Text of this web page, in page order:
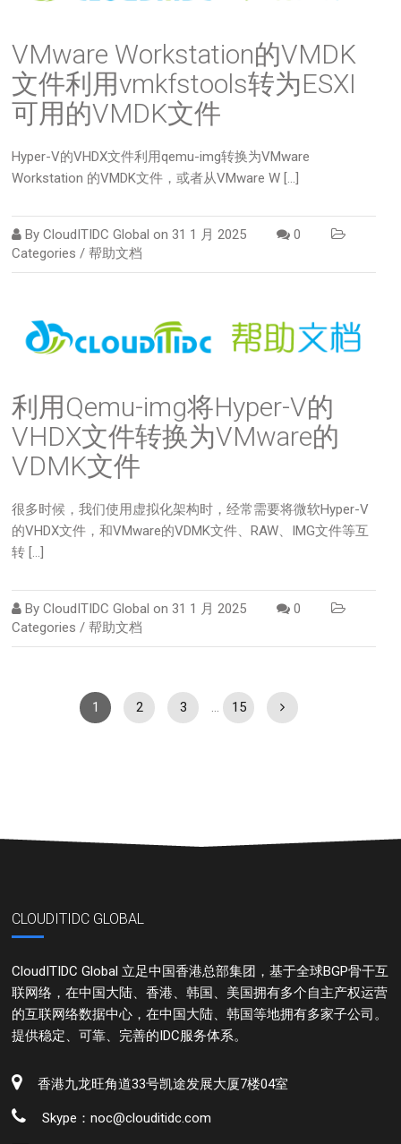
VMware Workstation的VMDK
文件利用vmkfstools转为ESXI
可用的VMDK文件
Hyper-V的VHDX文件利用qemu-img转换为VMware
Workstation 的VMDK文件，或者从VMware W […]
ByCloudITIDC Global on31 1 月 2025
0
Categories /帮助文档
利用Qemu-img将Hyper-V的
VHDX文件转换为VMware的
VDMK文件
很多时候，我们使用虚拟化架构时，经常需要将微软Hyper-V
的VHDX文件，和VMware的VDMK文件、RAW、IMG文件等互
转 […]
ByCloudITIDC Global on31 1 月 2025
0
Categories /帮助文档
1 2 3 … 15
CLOUDITIDC GLOBAL
CloudITIDC Global 立足中国香港总部集团，基于全球BGP骨干互
联网络，在中国大陆、香港、韩国、美国拥有多个自主产权运营
的互联网络数据中心，在中国大陆、韩国等地拥有多家子公司。
提供稳定、可靠、完善的IDC服务体系。
香港九龙旺角道33号凯途发展大厦7楼04室
Skype：noc@clouditidc.com